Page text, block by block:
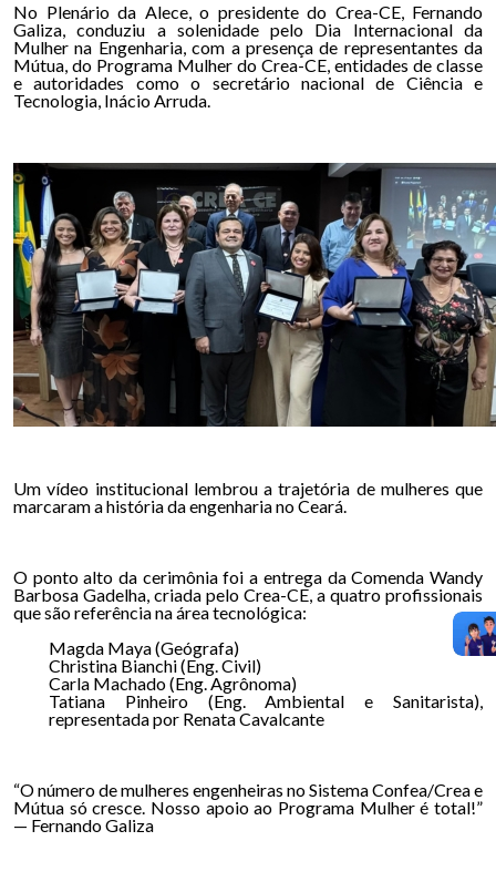
No Plenário da Alece, o presidente do Crea-CE, Fernando
Galiza, conduziu a solenidade pelo Dia Internacional da
Mulher na Engenharia, com a presença de representantes da
Mútua, do Programa Mulher do Crea-CE, entidades de classe
e autoridades como o secretário nacional de Ciência e
Tecnologia, Inácio Arruda.
Um vídeo institucional lembrou a trajetória de mulheres que
marcaram a história da engenharia no Ceará.
O ponto alto da cerimônia foi a entrega da Comenda Wandy
Barbosa Gadelha, criada pelo Crea-CE, a quatro profissionais
que são referência na área tecnológica:
Magda Maya (Geógrafa)
Christina Bianchi (Eng. Civil)
Carla Machado (Eng. Agrônoma)
Tatiana Pinheiro (Eng. Ambiental e Sanitarista),
representada por Renata Cavalcante
“O número de mulheres engenheiras no Sistema Confea/Crea e
Mútua só cresce. Nosso apoio ao Programa Mulher é total!”
— Fernando Galiza